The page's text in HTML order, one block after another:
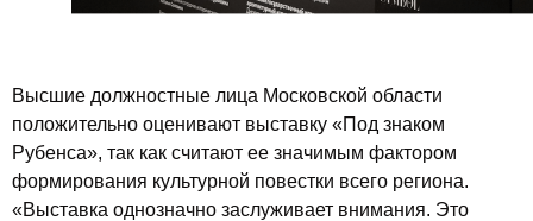
Высшие должностные лица Московской области
положительно оценивают выставку «Под знаком
Рубенса», так как считают ее значимым фактором
формирования культурной повестки всего региона.
«Выставка однозначно заслуживает внимания. Это